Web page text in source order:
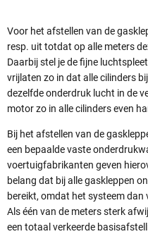
Voor het afstellen van de
resp. uit totdat op alle meters
Daarbij stel je de fijne
vrijlaten zo in dat alle cilinders
dezelfde onderdruk lucht in de
motor zo in alle cilinders even
Bij het afstellen van de
een bepaalde vaste
voertuigfabrikanten geven
belang dat bij alle gaskleppen
bereikt, omdat het systeem dan
Als één van de meters sterk
een totaal verkeerde